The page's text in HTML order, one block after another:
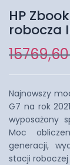
HP
robocza
Najnowszy
G7 na rok
wyposażony
Moc
generacji,
stacji